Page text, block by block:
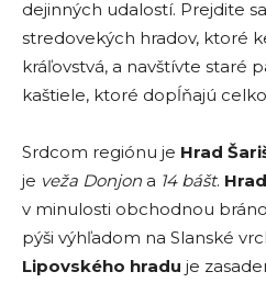
dejinných udalostí. Prejdite
stredovekých hradov, ktoré
kráľovstvá, a navštívte staré
kaštiele, ktoré dopĺňajú
Srdcom regiónu je Hrad
je veža Donjon a 14 bášt.
v minulosti obchodnou
pýši výhľadom na Slanské
Lipovského hradu je